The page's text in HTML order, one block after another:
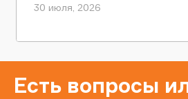
30 июля, 2026
Есть вопросы